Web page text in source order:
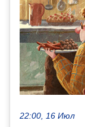
22:00, 16 Июл